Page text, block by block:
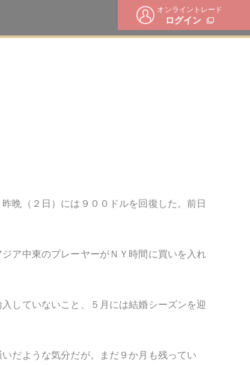
オンライントレード
ログイン
晩（２日）には９００ドルを回復した。前日
ア中東のプレーヤーがＮＹ時間に買いを入れ
していないこと、５月には結婚シーズンを迎
だような気分だが。まだ９か月も残ってい